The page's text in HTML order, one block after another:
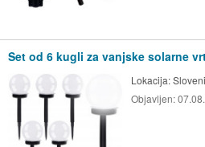
Set od 6 kugli za vanjske solarne
Lokacija:
Objavljen: